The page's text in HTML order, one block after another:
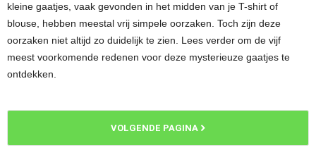
kleine gaatjes, vaak gevonden in het midden van je T-shirt of
blouse, hebben meestal vrij simpele oorzaken. Toch zijn deze
oorzaken niet altijd zo duidelijk te zien. Lees verder om de vijf
meest voorkomende redenen voor deze mysterieuze gaatjes te
ontdekken.
VOLGENDE PAGINA